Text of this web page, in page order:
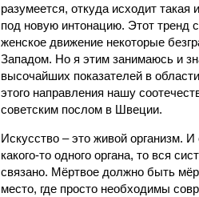
разумеется, откуда исходит такая
под новую интонацию. Этот тренд
женское движение некоторые
Западом. Но я этим занимаюсь и
высочайших показателей в
этого направления нашу
советским послом в Швеции.
Искусство – это живой организм.
какого-то одного органа, то вся
связано. Мёртвое должно быть
место, где просто необходимы